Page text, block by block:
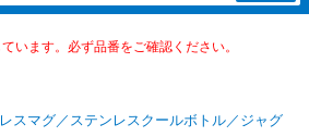
います。必ず品番をご確認ください。
スマグ／ステンレスクールボトル／ジャグ